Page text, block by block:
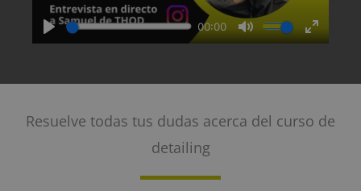
Resuelve todas tus dudas acerca del curso de
detailing